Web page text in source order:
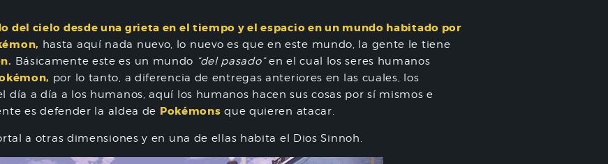
del cielo desde una grieta en el tiempo y el espacio en un mundo habitado por
hasta aquí nada nuevo, lo nuevo es que en este mundo, la gente le tiene
Básicamente este es un mundo “del pasado”en el cual los seres humanos
por lo tanto, a diferencia de entregas anteriores en las cuales, los
día a día a los humanos, aquí los humanos hacen sus cosas por sí mismos e
es defender la aldea de Pokémons que quieren atacar.
a otras dimensiones y en una de ellas habita el Dios Sinnoh.